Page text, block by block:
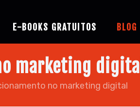
E-BOOKS GRATUITOS BLOG
marketing digital
no marketing digital